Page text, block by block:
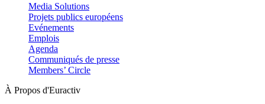
Media Solutions
Projets publics européens
Evénements
Emplois
Agenda
Communiqués de presse
Members’ Circle
À Propos d'Euractiv